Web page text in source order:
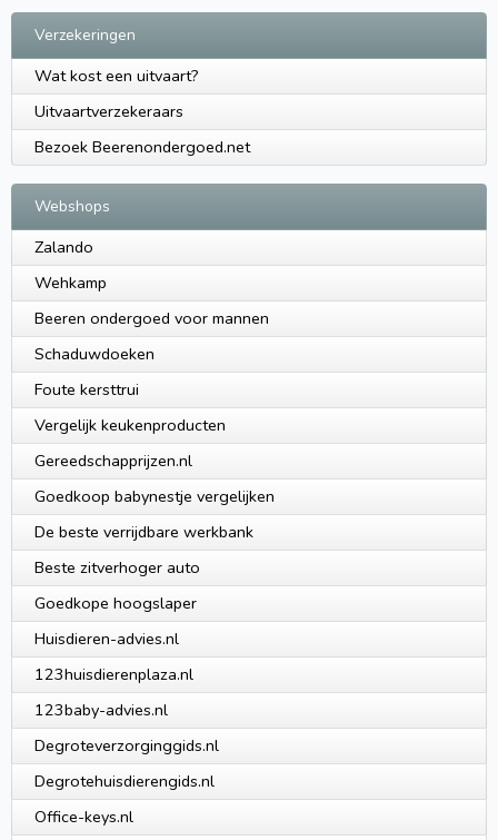
Verzekeringen
Wat kost een uitvaart?
Uitvaartverzekeraars
Bezoek Beerenondergoed.net
Webshops
Zalando
Wehkamp
Beeren ondergoed voor mannen
Schaduwdoeken
Foute kersttrui
Vergelijk keukenproducten
Gereedschapprijzen.nl
Goedkoop babynestje vergelijken
De beste verrijdbare werkbank
Beste zitverhoger auto
Goedkope hoogslaper
Huisdieren-advies.nl
123huisdierenplaza.nl
123baby-advies.nl
Degroteverzorginggids.nl
Degrotehuisdierengids.nl
Office-keys.nl